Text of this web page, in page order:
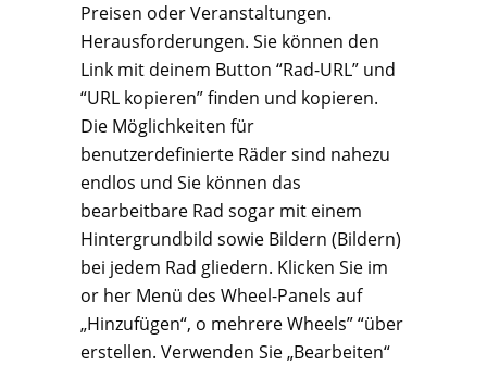
Preisen oder Veranstaltungen.
Herausforderungen. Sie können den
Link mit deinem Button “Rad-URL” und
“URL kopieren” finden und kopieren.
Die Möglichkeiten für
benutzerdefinierte Räder sind nahezu
endlos und Sie können das
bearbeitbare Rad sogar mit einem
Hintergrundbild sowie Bildern (Bildern)
bei jedem Rad gliedern. Klicken Sie im
or her Menü des Wheel-Panels auf
„Hinzufügen“, o mehrere Wheels” “über
erstellen. Verwenden Sie „Bearbeiten“